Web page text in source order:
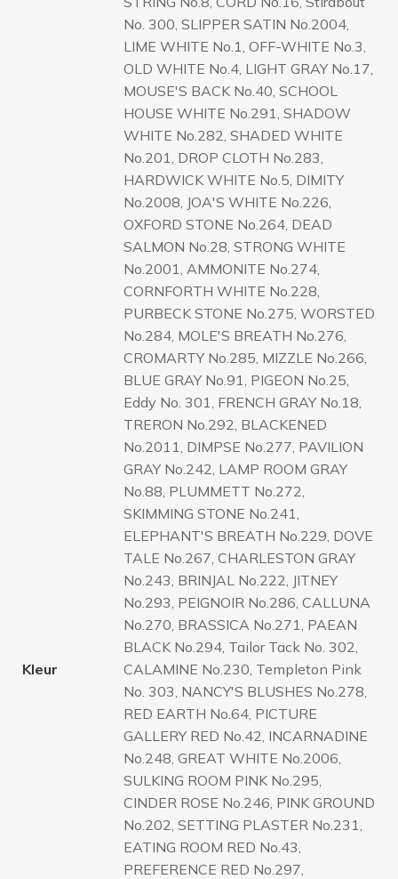
Kleur
No. 300, SLIPPER SATIN No.2004,
LIME WHITE No.1, OFF-WHITE No.3,
OLD WHITE No.4, LIGHT GRAY No.17,
MOUSE'S BACK No.40, SCHOOL
HOUSE WHITE No.291, SHADOW
WHITE No.282, SHADED WHITE
No.201, DROP CLOTH No.283,
HARDWICK WHITE No.5, DIMITY
No.2008, JOA'S WHITE No.226,
OXFORD STONE No.264, DEAD
SALMON No.28, STRONG WHITE
No.2001, AMMONITE No.274,
CORNFORTH WHITE No.228,
PURBECK STONE No.275, WORSTED
No.284, MOLE'S BREATH No.276,
CROMARTY No.285, MIZZLE No.266,
BLUE GRAY No.91, PIGEON No.25,
Eddy No. 301, FRENCH GRAY No.18,
TRERON No.292, BLACKENED
No.2011, DIMPSE No.277, PAVILION
GRAY No.242, LAMP ROOM GRAY
No.88, PLUMMETT No.272,
SKIMMING STONE No.241,
ELEPHANT'S BREATH No.229, DOVE
TALE No.267, CHARLESTON GRAY
No.243, BRINJAL No.222, JITNEY
No.293, PEIGNOIR No.286, CALLUNA
No.270, BRASSICA No.271, PAEAN
BLACK No.294, Tailor Tack No. 302,
CALAMINE No.230, Templeton Pink
No. 303, NANCY'S BLUSHES No.278,
RED EARTH No.64, PICTURE
GALLERY RED No.42, INCARNADINE
No.248, GREAT WHITE No.2006,
SULKING ROOM PINK No.295,
CINDER ROSE No.246, PINK GROUND
No.202, SETTING PLASTER No.231,
EATING ROOM RED No.43,
PREFERENCE RED No.297,